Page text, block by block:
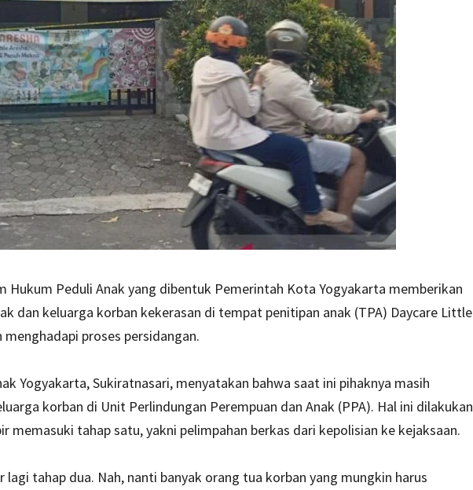
Hukum Peduli Anak yang dibentuk Pemerintah Kota Yogyakarta memberikan
dan keluarga korban kekerasan di tempat penitipan anak (TPA) Daycare Little
proses persidangan.
Yogyakarta, Sukiratnasari, menyatakan bahwa saat ini pihaknya masih
korban di Unit Perlindungan Perempuan dan Anak (PPA). Hal ini dilakukan
memasuki tahap satu, yakni pelimpahan berkas dari kepolisian ke kejaksaan.
lagi tahap dua. Nah, nanti banyak orang tua korban yang mungkin harus